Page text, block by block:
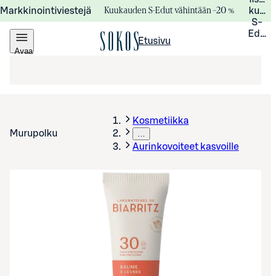
Markkinointiviestejä Kuukauden S-Edut vähintään –20 %
S-
Avaa
Etusivu
Murupolku
Kosmetiikka
…
Aurinkovoiteet kasvoille